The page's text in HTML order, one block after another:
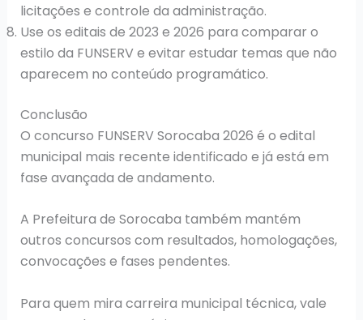
licitações e controle da administração.
Use os editais de 2023 e 2026 para comparar o
estilo da FUNSERV e evitar estudar temas que não
aparecem no conteúdo programático.
Conclusão
O concurso FUNSERV Sorocaba 2026 é o edital
municipal mais recente identificado e já está em
fase avançada de andamento.
A Prefeitura de Sorocaba também mantém
outros concursos com resultados, homologações,
convocações e fases pendentes.
Para quem mira carreira municipal técnica, vale